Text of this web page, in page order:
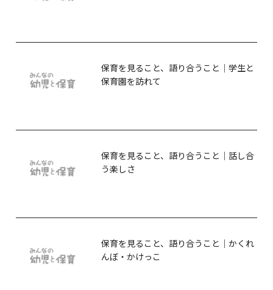
保育を見ること、語り合うこと｜学生と
保育園を訪れて
保育を見ること、語り合うこと｜話し合
う楽しさ
保育を見ること、語り合うこと｜かくれ
んぼ・かけっこ